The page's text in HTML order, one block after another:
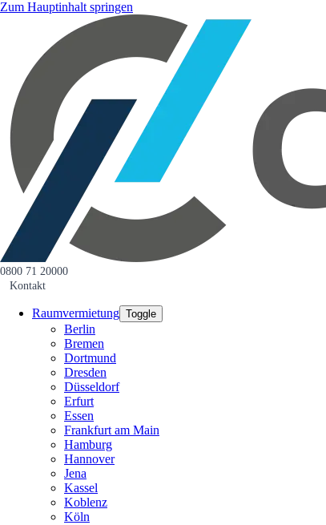
Zum Hauptinhalt springen
0800 71 20000
Kontakt
Raumvermietung Toggle
Berlin
Bremen
Dortmund
Dresden
Düsseldorf
Erfurt
Essen
Frankfurt am Main
Hamburg
Hannover
Jena
Kassel
Koblenz
Köln